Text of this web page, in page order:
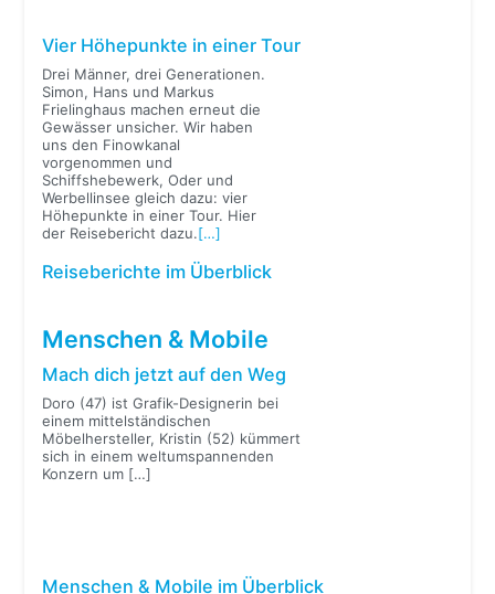
Vier Höhepunkte in einer Tour
Drei Männer, drei Generationen.
Simon, Hans und Markus
Frielinghaus machen erneut die
Gewässer unsicher. Wir haben
uns den Finowkanal
vorgenommen und
Schiffshebewerk, Oder und
Werbellinsee gleich dazu: vier
Höhepunkte in einer Tour. Hier
der Reisebericht dazu.[…]
Reiseberichte im Überblick
Menschen & Mobile
Mach dich jetzt auf den Weg
Doro (47) ist Grafik-Designerin bei
einem mittelständischen
Möbelhersteller, Kristin (52) kümmert
sich in einem weltumspannenden
Konzern um […]
Menschen & Mobile im Überblick